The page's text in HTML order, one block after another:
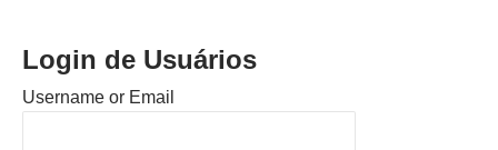
Login de Usuários
Username or Email